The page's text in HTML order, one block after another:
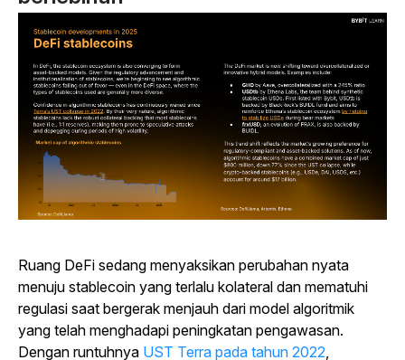
Ruang DeFi sedang menyaksikan perubahan nyata
menuju stablecoin yang terlalu kolateral dan mematuhi
regulasi saat bergerak menjauh dari model algoritmik
yang telah menghadapi peningkatan pengawasan.
Dengan runtuhnya UST Terra pada tahun 2022